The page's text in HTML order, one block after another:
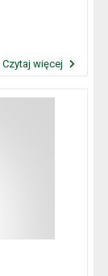
Czytaj więcej